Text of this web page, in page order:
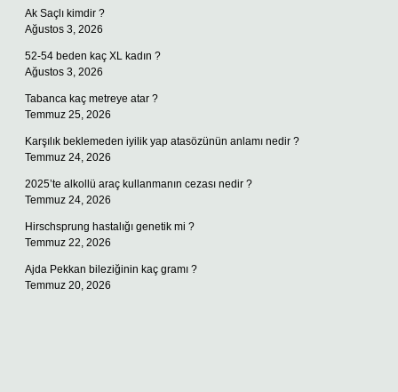
Ak Saçlı kimdir ?
Ağustos 3, 2026
52-54 beden kaç XL kadın ?
Ağustos 3, 2026
Tabanca kaç metreye atar ?
Temmuz 25, 2026
Karşılık beklemeden iyilik yap atasözünün anlamı nedir ?
Temmuz 24, 2026
2025’te alkollü araç kullanmanın cezası nedir ?
Temmuz 24, 2026
Hirschsprung hastalığı genetik mi ?
Temmuz 22, 2026
Ajda Pekkan bileziğinin kaç gramı ?
Temmuz 20, 2026